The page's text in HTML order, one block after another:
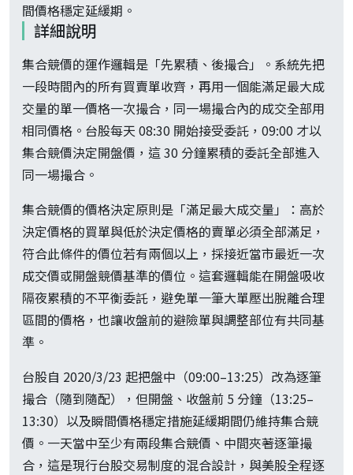
間價格穩定延緩期。
詳細說明
集合競價的運作邏輯是「先累積、後撮合」。系統先把
一段時間內的所有買賣單收齊，再用一個能滿足最大成
交量的單一價格一次撮合，同一場撮合內的成交全部用
相同價格。台股每天 08:30 開始接受委託，09:00 才以
集合競價決定開盤價，這 30 分鐘累積的委託全部進入
同一場撮合。
集合競價的價格決定原則是「滿足最大成交量」：高於
決定價格的買單與低於決定價格的賣單必須全部滿足，
符合此條件的價位若有兩個以上，採接近當市最近一次
成交價或開盤競價基準的價位。這套邏輯能在開盤吸收
隔夜累積的不平衡委託，避免單一筆大單壓出脫離合理
區間的價格，也讓收盤前的避險單與調整部位有共同基
準。
台股自 2020/3/23 起把盤中（09:00–13:25）改為逐筆
撮合（隨到隨配），但開盤、收盤前 5 分鐘（13:25–
13:30）以及瞬間價格穩定措施延緩期間仍維持集合競
價。一天當中至少有兩段集合競價、中間夾著逐筆撮
合，這是現行台股交易制度的混合設計，與美股全程逐